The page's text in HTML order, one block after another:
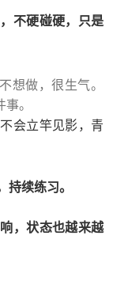
不硬碰硬，只是
想做，很生气。
。
会立竿见影，青
持续练习。
，状态也越来越